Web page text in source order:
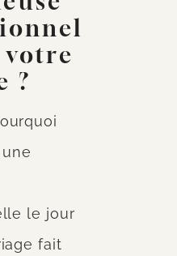
?
le jour
fait